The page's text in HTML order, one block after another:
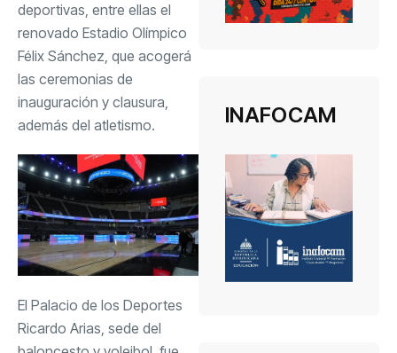
deportivas, entre ellas el
renovado Estadio Olímpico
Félix Sánchez, que acogerá
las ceremonias de
inauguración y clausura,
además del atletismo.
El Palacio de los Deportes
Ricardo Arias, sede del
INAFOCAM